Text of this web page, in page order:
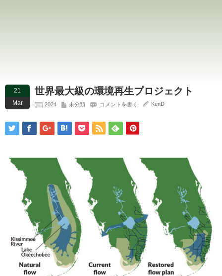
21
Mar
世界最大級の環境再生プロジェクト
2024 未分類 コメントを書く KenD